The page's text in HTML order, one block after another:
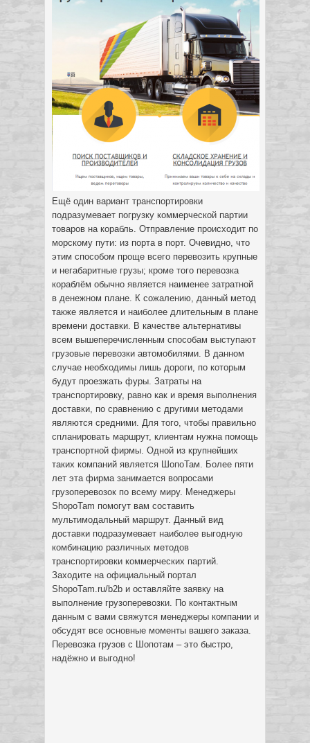
Ещё один вариант транспортировки
подразумевает погрузку коммерческой партии
товаров на корабль. Отправление происходит по
морскому пути: из порта в порт. Очевидно, что
этим способом проще всего перевозить крупные
и негабаритные грузы; кроме того перевозка
кораблём обычно является наименее затратной
в денежном плане. К сожалению, данный метод
также является и наиболее длительным в плане
времени доставки. В качестве альтернативы
всем вышеперечисленным способам выступают
грузовые перевозки автомобилями. В данном
случае необходимы лишь дороги, по которым
будут проезжать фуры. Затраты на
транспортировку, равно как и время выполнения
доставки, по сравнению с другими методами
являются средними. Для того, чтобы правильно
спланировать маршрут, клиентам нужна помощь
транспортной фирмы. Одной из крупнейших
таких компаний является ШопоТам. Более пяти
лет эта фирма занимается вопросами
грузоперевозок по всему миру. Менеджеры
ShopoTam помогут вам составить
мультимодальный маршрут. Данный вид
доставки подразумевает наиболее выгодную
комбинацию различных методов
транспортировки коммерческих партий.
Заходите на официальный портал
ShopoTam.ru/b2b и оставляйте заявку на
выполнение грузоперевозки. По контактным
данным с вами свяжутся менеджеры компании и
обсудят все основные моменты вашего заказа.
Перевозка грузов с Шопотам – это быстро,
надёжно и выгодно!